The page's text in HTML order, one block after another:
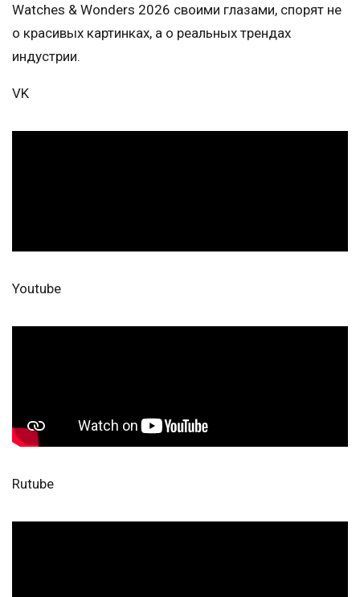
Watches & Wonders 2026 своими глазами, спорят не
о красивых картинках, а о реальных трендах
индустрии.
VK
Youtube
Rutube